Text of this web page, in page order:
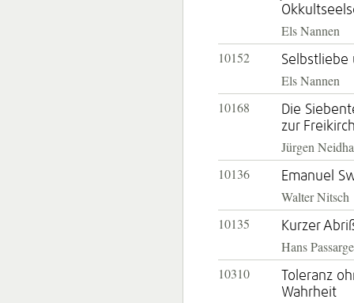
Els Nannen
10152
Selbstliebe
Els Nannen
10168
Die
zur
Jürgen
10136
Emanuel
Walter Nitsch
10135
Kurzer
Hans Passarge
10310
Toleranz
Wahrheit